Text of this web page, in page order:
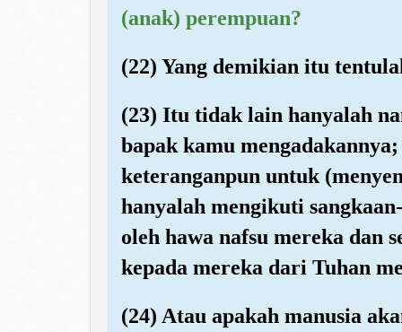
(anak) perempuan?
(22) Yang demikian itu
(23) Itu tidak lain hanyalah
bapak kamu
keteranganpun untuk
hanyalah mengikuti
oleh hawa nafsu mereka dan
kepada mereka dari Tuhan
(24) Atau apakah manusia